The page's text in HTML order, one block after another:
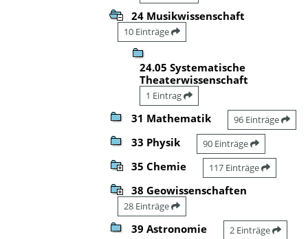
24 Musikwissenschaft
10 Einträge
24.05 Systematische
Theaterwissenschaft
1 Eintrag
31 Mathematik 96 Einträge
33 Physik 90 Einträge
35 Chemie 117 Einträge
38 Geowissenschaften
28 Einträge
39 Astronomie 2 Einträge